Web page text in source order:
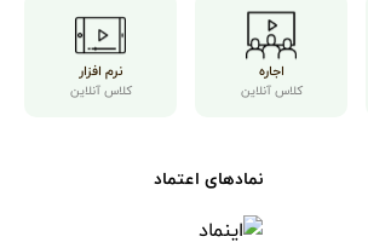
اجاره
کلاس آنلاین
نرم افزار
کلاس آنلاین
نمادهای اعتماد